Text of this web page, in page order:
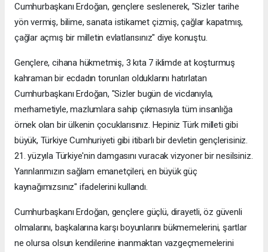
Cumhurbaşkanı Erdoğan, gençlere seslenerek, "Sizler tarihe
yön vermiş, bilime, sanata istikamet çizmiş, çağlar kapatmış,
çağlar açmış bir milletin evlatlarısınız" diye konuştu.
Gençlere, cihana hükmetmiş, 3 kıta 7 iklimde at koşturmuş
kahraman bir ecdadın torunları olduklarını hatırlatan
Cumhurbaşkanı Erdoğan, "Sizler bugün de vicdanıyla,
merhametiyle, mazlumlara sahip çıkmasıyla tüm insanlığa
örnek olan bir ülkenin çocuklarısınız. Hepiniz Türk milleti gibi
büyük, Türkiye Cumhuriyeti gibi itibarlı bir devletin gençlerisiniz.
21. yüzyıla Türkiye'nin damgasını vuracak vizyoner bir nesilsiniz.
Yarınlarımızın sağlam emanetçileri, en büyük güç
kaynağımızsınız" ifadelerini kullandı.
Cumhurbaşkanı Erdoğan, gençlere güçlü, dirayetli, öz güvenli
olmalarını, başkalarına karşı boyunlarını bükmemelerini, şartlar
ne olursa olsun kendilerine inanmaktan vazgeçmemelerini